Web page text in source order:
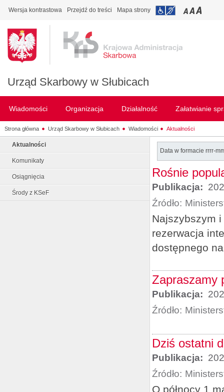
Wersja kontrastowa Przejdź do treści Mapa strony
Urząd Skarbowy w Słubicach
Wiadomości Organizacja Działalność Załatwianie
Strona główna Urząd Skarbowy w Słubicach Wiadomości Aktualności
Aktualności
Komunikaty
Osiągnięcia
Środy z KSeF
Data w formacie rrrr-
Rośnie
Publikacja:
Źródło:
Najszybszym
rezerwacja
dostępnego
Zapraszamy
Publikacja:
Źródło:
Dziś ostatni
Publikacja:
Źródło:
O północy 1